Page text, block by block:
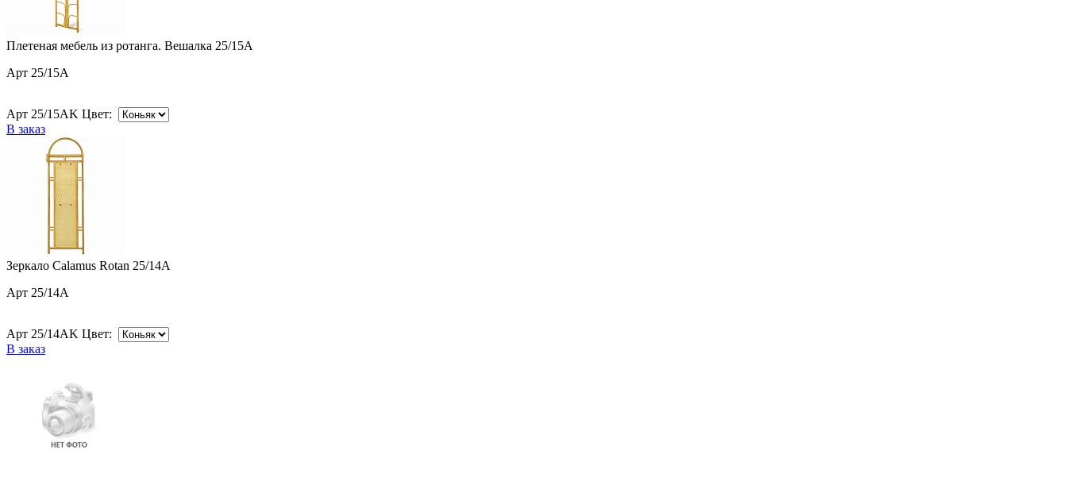
Плетеная мебель из ротанга. Вешалка 25/15A
Арт 25/15A
Арт 25/15AK Цвет:
В заказ
Зеркало Calamus Rotan 25/14A
Арт 25/14A
Арт 25/14AK Цвет:
В заказ